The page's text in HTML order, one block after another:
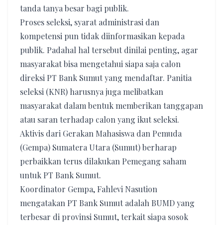
tanda tanya besar bagi publik.
Proses seleksi, syarat administrasi dan
kompetensi pun tidak diinformasikan kepada
publik. Padahal hal tersebut dinilai penting, agar
masyarakat bisa mengetahui siapa saja calon
direksi PT Bank Sumut yang mendaftar. Panitia
seleksi (KNR) harusnya juga melibatkan
masyarakat dalam bentuk memberikan tanggapan
atau saran terhadap calon yang ikut seleksi.
Aktivis dari Gerakan Mahasiswa dan Pemuda
(Gempa) Sumatera Utara (Sumut) berharap
perbaikkan terus dilakukan Pemegang saham
untuk PT Bank Sumut.
Koordinator Gempa, Fahlevi Nasution
mengatakan PT Bank Sumut adalah BUMD yang
terbesar di provinsi Sumut, terkait siapa sosok